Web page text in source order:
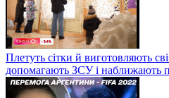
Плетуть сітки й виготовляють
допомагають ЗСУ і наближають